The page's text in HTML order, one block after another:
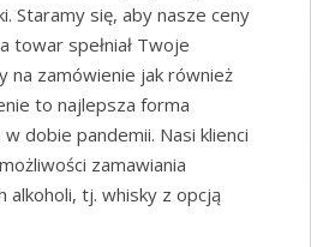
Staramy się, aby nasze ceny
towar spełniał Twoje
na zamówienie jak również
to najlepsza forma
dobie pandemii. Nasi klienci
zamawiania
alkoholi, tj. whisky z opcją